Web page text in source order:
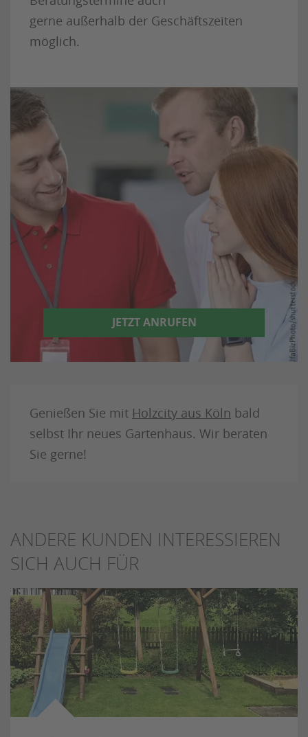
gerne außerhalb der Geschäftszeiten
möglich.
JETZT ANRUFEN
Genießen Sie mit Holzcity aus Köln bald
selbst Ihr neues Gartenhaus. Wir beraten
Sie gerne!
ANDERE KUNDEN INTERESSIEREN
SICH AUCH FÜR